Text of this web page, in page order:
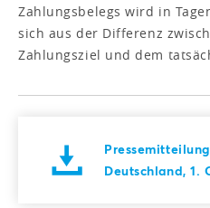
Zahlungsbelegs wird in
sich aus der Differenz
Zahlungsziel und dem
Deutschland, 1.